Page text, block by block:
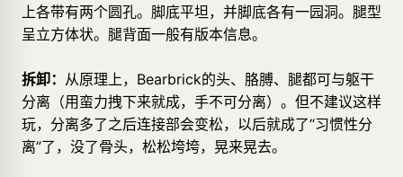
上各带有两个圆孔。脚底平坦，并脚底各有一园洞。腿型
呈立方体状。腿背面一般有版本信息。
拆卸： 从原理上，Bearbrick的头、胳膊、腿都可与躯干
分离（用蛮力拽下来就成，手不可分离）。但不建议这样
玩，分离多了之后连接部会变松，以后就成了“习惯性分
离”了，没了骨头，松松垮垮，晃来晃去。